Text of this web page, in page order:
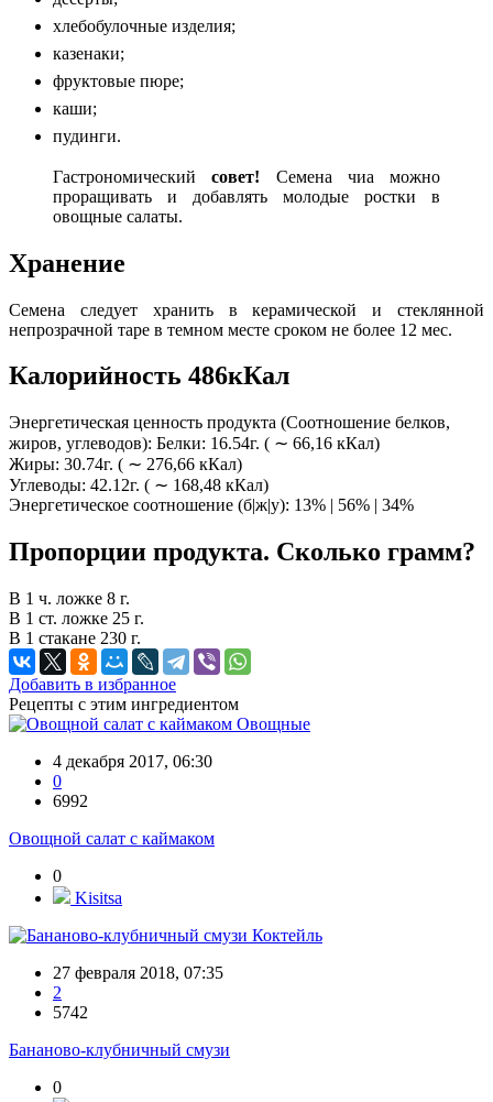
хлебобулочные изделия;
казенаки;
фруктовые пюре;
каши;
пудинги.
Гастрономическийсовет! Семена чиа можно
проращивать и добавлять молодые ростки в
овощные салаты.
Хранение
Семена следует хранить в керамической и стеклянной
непрозрачной таре в темном месте сроком не более 12 мес.
Калорийность 486кКал
Энергетическая ценность продукта (Соотношение белков,
жиров, углеводов): Белки: 16.54г. ( ∼ 66,16 кКал)
Жиры: 30.74г. ( ∼ 276,66 кКал)
Углеводы: 42.12г. ( ∼ 168,48 кКал)
Энергетическое соотношение (б|ж|у): 13% | 56% | 34%
Пропорции продукта. Сколько грамм?
В 1 ч. ложке 8 г.
В 1 ст. ложке 25 г.
В 1 стакане 230 г.
Добавить в избранное
Рецепты с этим ингредиентом
Овощные
4 декабря 2017, 06:30
0
6992
Овощной салат с каймаком
0
Kisitsa
Коктейль
27 февраля 2018, 07:35
2
5742
Бананово-клубничный смузи
0